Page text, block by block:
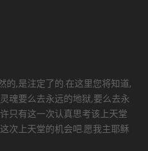
的,是注定了的.在这里您将知道,
魂要么去永远的地狱,要么去永
只有这一次认真思考该上天堂
次上天堂的机会吧.愿我主耶稣